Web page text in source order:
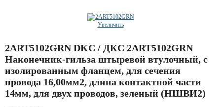
Увеличить
2ART5102GRN DKC / ДКС 2ART5102GRN
Наконечник-гильза штыревой втулочный, с
изолированным фланцем, для сечения
провода 16,00мм2, длина контактной части
14мм, для двух проводов, зеленый (НШВИ2)